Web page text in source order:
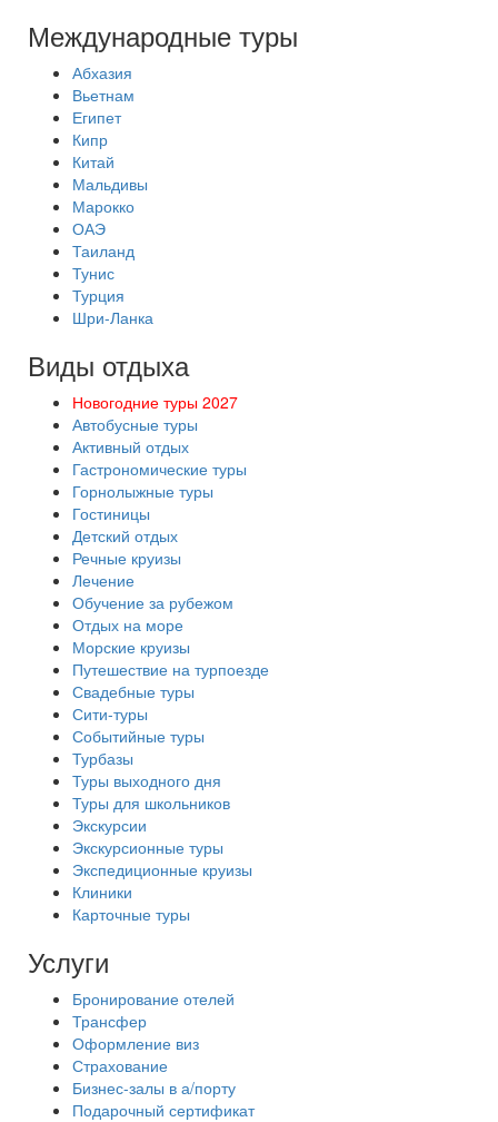
Международные туры
Абхазия
Вьетнам
Египет
Кипр
Китай
Мальдивы
Марокко
ОАЭ
Таиланд
Тунис
Турция
Шри-Ланка
Виды отдыха
Новогодние туры 2027
Автобусные туры
Активный отдых
Гастрономические туры
Горнолыжные туры
Гостиницы
Детский отдых
Речные круизы
Лечение
Обучение за рубежом
Отдых на море
Морские круизы
Путешествие на турпоезде
Свадебные туры
Сити-туры
Событийные туры
Турбазы
Туры выходного дня
Туры для школьников
Экскурсии
Экскурсионные туры
Экспедиционные круизы
Клиники
Карточные туры
Услуги
Бронирование отелей
Трансфер
Оформление виз
Страхование
Бизнес-залы в а/порту
Подарочный сертификат